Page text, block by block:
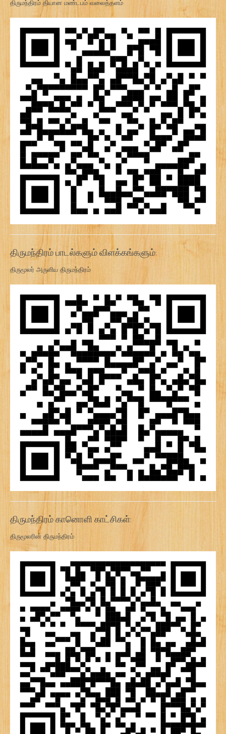
திருமந்திரம் தியான மண்டபம் வலைத்தளம்
திருமந்திரம் பாடல்களும் விளக்கங்களும்:
திருமூலர் அருளிய திருமந்திரம்
திருமந்திரம் கானொளி காட்சிகள்:
திருமூலரின் திருமந்திரம்